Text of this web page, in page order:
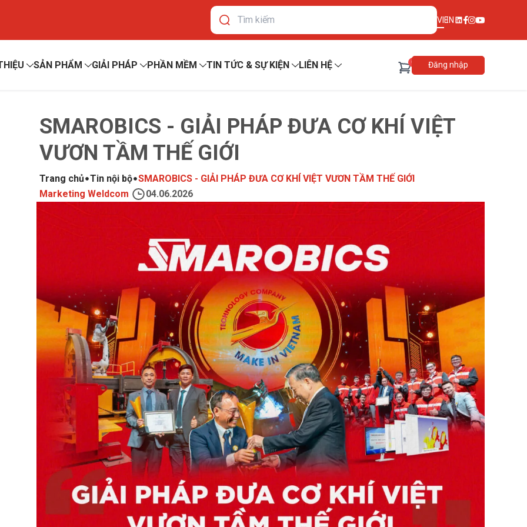
VIEN
SẢN PHẨM GIẢI PHÁP PHẦN MỀM TIN TỨC & SỰ KIỆN LIÊN HỆ 0 Đăng nhập
SMAROBICS - GIẢI PHÁP ĐƯA CƠ KHÍ VIỆT
VƯƠN TẦM THẾ GIỚI
Trang chủ Tin nội bộ SMAROBICS - GIẢI PHÁP ĐƯA CƠ KHÍ VIỆT VƯƠN TẦM THẾ GIỚI
Marketing Weldcom
04.06.2026